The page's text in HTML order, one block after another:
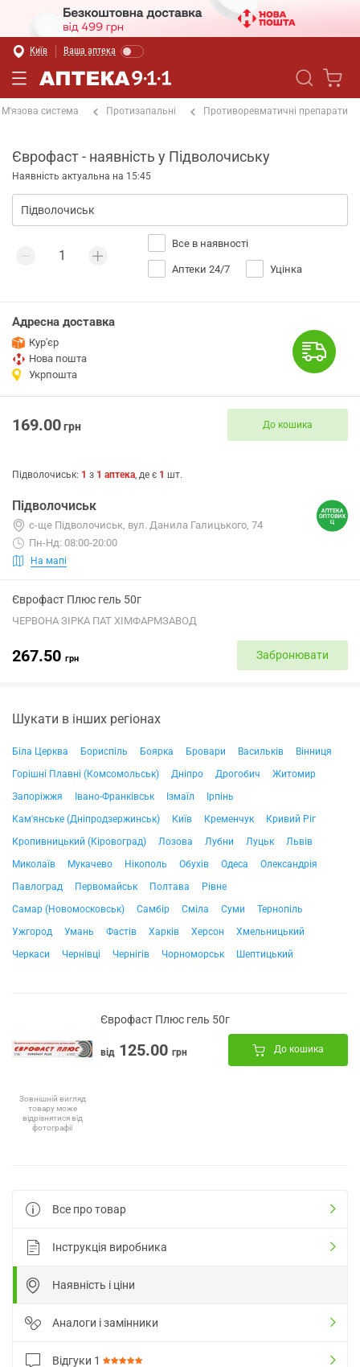
Київ Ваша аптека
М'язова система Протизапальні Противоревматичні препарати
Єврофаст - наявність у Підволочиську
Наявність актуальна на 15:45
Все в наявності
Аптеки 24/7 Уцінка
Адресна доставка
Кур'єр
Нова пошта
Укрпошта
169.00грн До кошика
Підволочиськ: 1 з 1 аптека, де є 1 шт.
Підволочиськ
с-ще Підволочиськ, вул. Данила Галицького, 74
Пн-Нд: 08:00-20:00
На мапі
Єврофаст Плюс гель 50г
ЧЕРВОНА ЗІРКА ПАТ ХІМФАРМЗАВОД
267.50 грн Забронювати
Шукати в інших регіонах
Біла Церква Бориспіль Боярка Бровари Васильків
Вінниця
Горішні Плавні (Комсомольськ)
Дніпро Дрогобич
Житомир
Запоріжжя
Івано-Франківськ Ізмаїл
Ірпінь
Кам'янське (Дніпродзержинськ)
Київ Кременчук
Кривий Ріг
Кропивницький (Кіровоград)
Лозова Лубни Луцьк
Львів
Миколаїв
Мукачево Нікополь Обухів Одеса
Олександрія
Павлоград
Первомайськ Полтава
Рівне
Самар (Новомосковськ)
Самбір Сміла Суми
Тернопіль
Ужгород
Умань Фастів Харків Херсон
Хмельницький
Черкаси
Чернівці Чернігів Чорноморськ Шептицький
Зовнішній вигляд
товару може
відрізнятися від
фотографії
Єврофаст Плюс гель 50г
від 125.00 грн До кошика
Все про товар
Інструкція виробника
Наявність і ціни
Аналоги і замінники
Відгуки 1